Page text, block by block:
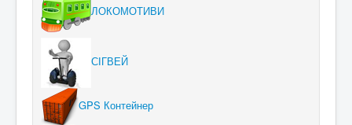
ЛОКОМОТИВИ
СІГВЕЙ
GPS Контейнер